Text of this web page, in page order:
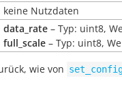
keine Nutzdaten
data_rate – Typ: uint8,
full_scale – Typ: uint8,
wie von